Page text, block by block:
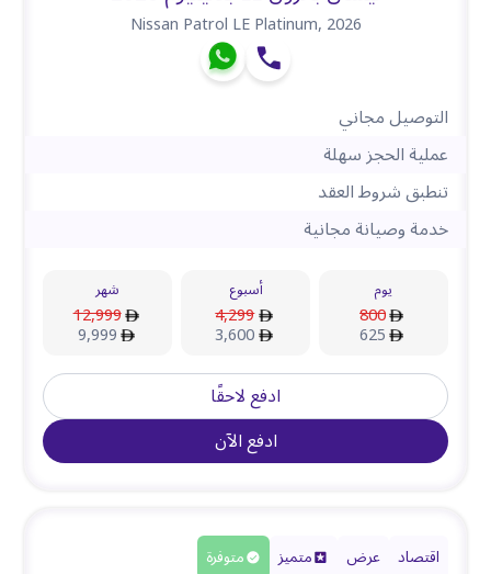
Nissan Patrol LE Platinum,2026
التوصيل مجاني
عملية الحجز سهلة
تنطبق شروط العقد
خدمة وصيانة مجانية
يوم
800
625
أسبوع
4,299
3,600
شهر
12,999
9,999
ادفع لاحقًا
ادفع الآن
اقتصاد عرض متميز متوفرة